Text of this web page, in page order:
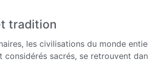
tradition
les civilisations du monde
considérés sacrés, se retrouvent